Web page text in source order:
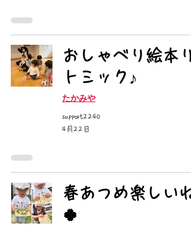
おしゃべり絵本リ
トミック♪
たかみや
support2240
4月22日
春あつめ楽しいね
🍀